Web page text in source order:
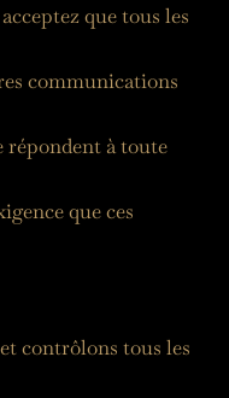
que tous les
communications
répondent à toute
que ces
contrôlons tous les